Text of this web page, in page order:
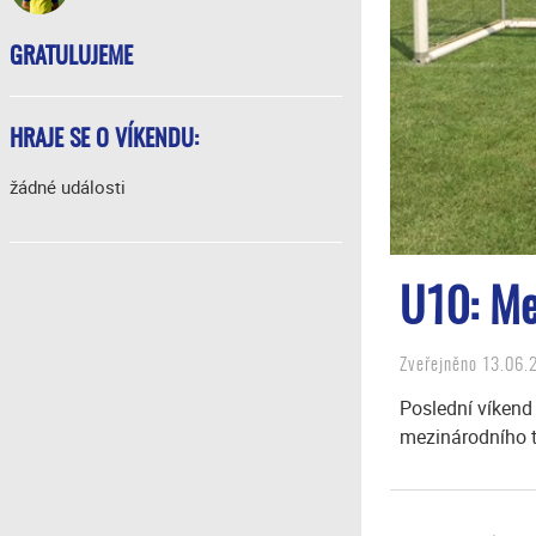
GRATULUJEME
HRAJE SE O VÍKENDU:
žádné události
U10:
Zveřejněno
Poslední
mezinárodního